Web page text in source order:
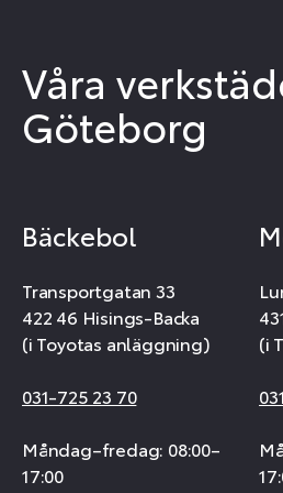
Våra
Göteborg
Bäckebol
Transportgatan 33
422 46 Hisings-Backa
(i Toyotas anläggning)
031-725 23 70
Måndag–fredag: 08:00–
17:00
(i